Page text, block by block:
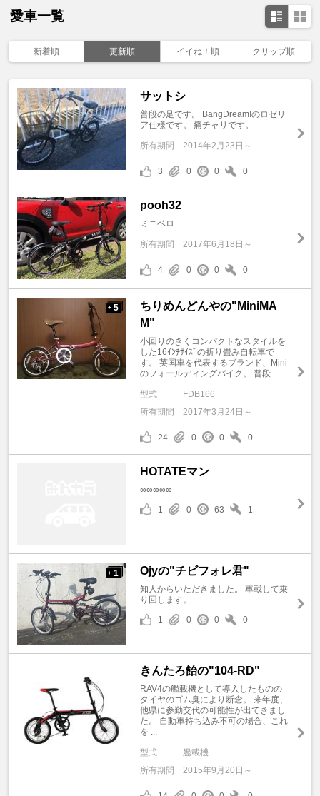
愛車一覧
新着順 更新順 イイね！順 クリップ順
サットシ
普段の足です。 BangDream!のロゼリ
ア仕様です。 痛チャリです。
所有期間 2014年2月23日～
3 0 0 0
pooh32
ミニベロ
所有期間 2017年6月18日～
4 0 0 0
+ 5
ちりめんどんやの"MiniMA
M"
小回りのきくコンパクトなスタイルを
した16ｲﾝﾁｻｲｽﾞの折り畳み自転車で
す。 英国車を代表するブランド、Mini
のフォールディングバイク。 普段 ...
型式
FDB166
所有期間
2017年3月24日～
24 0 0 0
HOTATEマン
∞∞∞∞∞
1
0 63 1
+ 1 Ojyの"チビフォレ君"
知人からいただきました。 車載して乗
り回します。
1
0 0 0
きんたろ飴の"104-RD"
RAV4の艦載機として導入したものの
タイヤのゴム臭により断念。 来年度、
他県に参勤交代の可能性が出てきまし
た。 自動車持ち込み不可の場合、これ
を ...
型式
艦載機
所有期間
2015年9月20日～